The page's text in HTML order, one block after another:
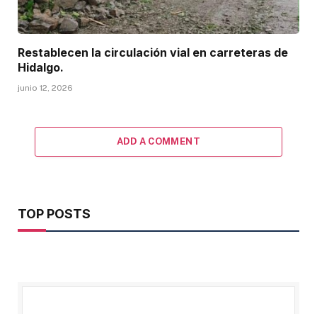
Restablecen la circulación vial en carreteras de
Hidalgo.
junio 12, 2026
ADD A COMMENT
TOP POSTS